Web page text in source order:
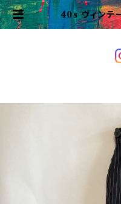
40s ヴィンテ
イプパンツ ビ